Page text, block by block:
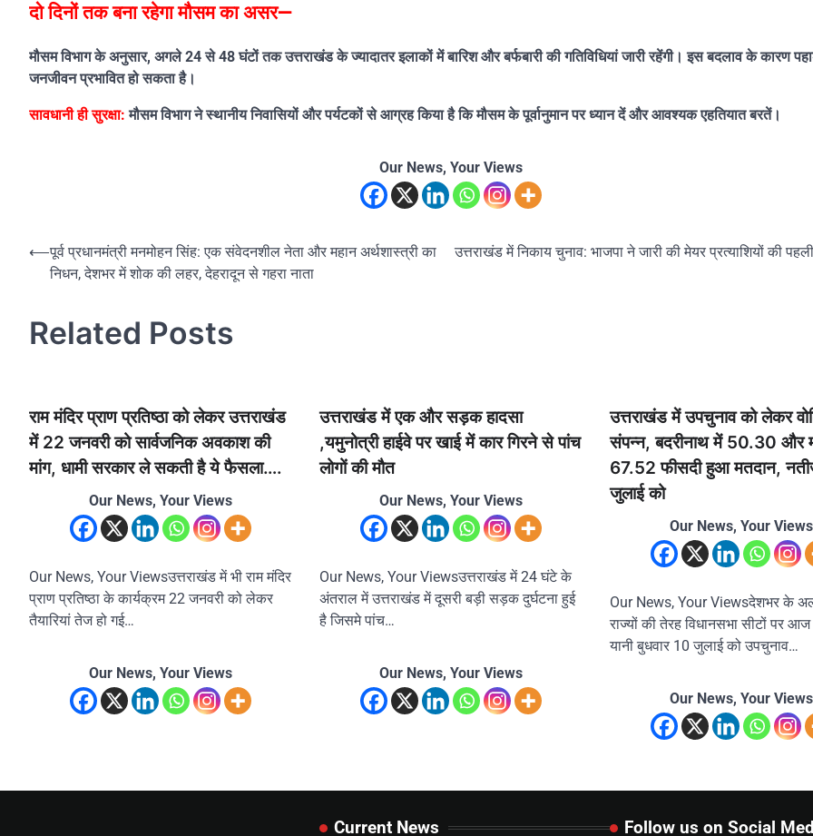
दो दिनों तक बना रहेगा मौसम का असर—
मौसम विभाग के अनुसार, अगले 24 से 48 घंटों तक उत्तराखंड के ज्यादातर इलाकों में बारिश और बर्फबारी की गतिविधियां जारी रहेंगी। इस बदलाव के कारण
जनजीवन प्रभावित हो सकता है।
सावधानी ही सुरक्षा: मौसम विभाग ने स्थानीय निवासियों और पर्यटकों से आग्रह किया है कि मौसम के पूर्वानुमान पर ध्यान दें और आवश्यक एहतियात बरतें।
Our News, Your Views
Post
navigation
⟵पूर्व प्रधानमंत्री मनमोहन सिंह: एक संवेदनशील नेता और महान अर्थशास्त्री का
निधन, देशभर में शोक की लहर, देहरादून से गहरा नाता
उत्तराखंड में निकाय चुनाव: भाजपा ने जारी की मेयर प्रत्याशियों की
Related Posts
राम मंदिर प्राण प्रतिष्ठा को लेकर उत्तराखंड
में 22 जनवरी को सार्वजनिक अवकाश की
मांग, धामी सरकार ले सकती है ये फैसला….
Our News, Your Views
Our News, Your Viewsउत्तराखंड में भी राम मंदिर
प्राण प्रतिष्ठा के कार्यक्रम 22 जनवरी को लेकर
तैयारियां तेज हो गई…
Our News, Your Views
उत्तराखंड में एक और सड़क हादसा
,यमुनोत्री हाईवे पर खाई में कार गिरने से पांच
लोगों की मौत
Our News, Your Views
Our News, Your Viewsउत्तराखंड में 24 घंटे के
अंतराल में उत्तराखंड में दूसरी बड़ी सड़क दुर्घटना हुई
है जिसमे पांच…
Our News, Your Views
उत्तराखंड में उपचुनाव को लेकर
संपन्न, बदरीनाथ में 50.30 और
67.52 फीसदी हुआ मतदान,
जुलाई को
Our News, Your Views
Our News, Your Viewsदेशभर के
राज्यों की तेरह विधानसभा सीटों पर आज
यानी बुधवार 10 जुलाई को उपचुनाव…
Our News, Your Views
Current News Follow us on Social